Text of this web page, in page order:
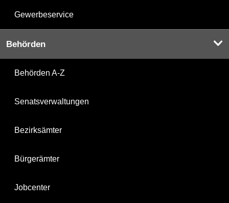
Gewerbeservice
Behörden
Behörden A-Z
Senatsverwaltungen
Bezirksämter
Bürgerämter
Jobcenter